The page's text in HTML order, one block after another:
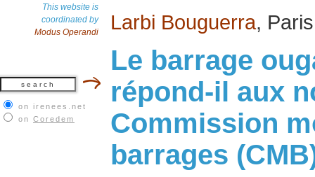
This website is
coordinated by
Modus Operandi
on irenees.net
on Coredem
Larbi Bouguerra,
Le barrage
répond-il aux
Commission
barrages